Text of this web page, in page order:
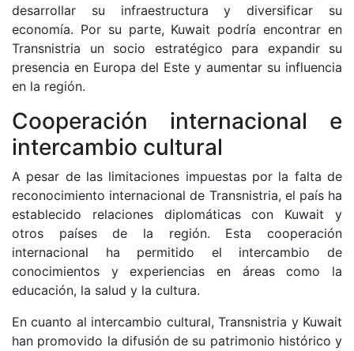
desarrollar su infraestructura y diversificar su
economía. Por su parte, Kuwait podría encontrar en
Transnistria un socio estratégico para expandir su
presencia en Europa del Este y aumentar su influencia
en la región.
Cooperación internacional e
intercambio cultural
A pesar de las limitaciones impuestas por la falta de
reconocimiento internacional de Transnistria, el país ha
establecido relaciones diplomáticas con Kuwait y
otros países de la región. Esta cooperación
internacional ha permitido el intercambio de
conocimientos y experiencias en áreas como la
educación, la salud y la cultura.
En cuanto al intercambio cultural, Transnistria y Kuwait
han promovido la difusión de su patrimonio histórico y